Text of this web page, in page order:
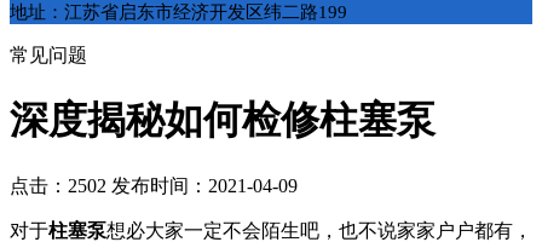
地址：江苏省启东市经济开发区纬二路199
常见问题
深度揭秘如何检修柱塞泵
点击：2502 发布时间：2021-04-09
对于柱塞泵想必大家一定不会陌生吧，也不说家家户户都有，